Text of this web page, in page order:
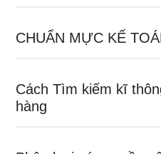
CHUẨN MỰC KẾ
Cách Tìm kiếm kĩ
hàng